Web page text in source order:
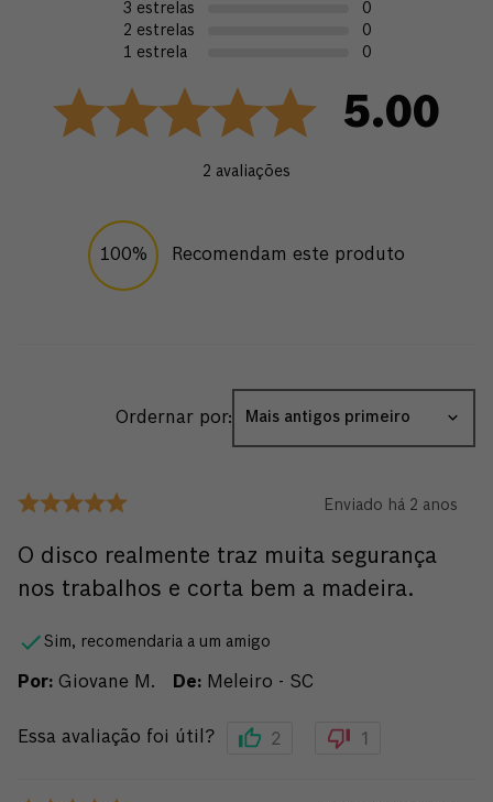
3 estrelas
2 estrelas
1 estrela
0
0
0
5.00
2 avaliações
100% Recomendam este produto
Ordernar por: Mais antigos primeiro
Enviado há 2 anos
O disco realmente traz muita segurança
nos trabalhos e corta bem a madeira.
Sim, recomendaria a um amigo
Por: Giovane M. De: Meleiro - SC
Essa avaliação foi útil? 2 1